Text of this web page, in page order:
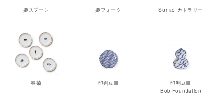
姫スプーン 姫フォーク Sunao カトラリー
春菊 印判豆皿
印判豆皿
Bob Foundation